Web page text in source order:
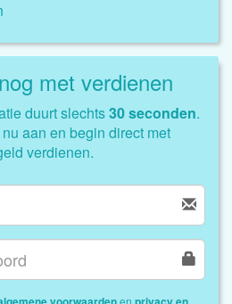
Start vandaag nog met verdienen
duurt slechts30 seconden.
aan en begin direct met
verdienen.